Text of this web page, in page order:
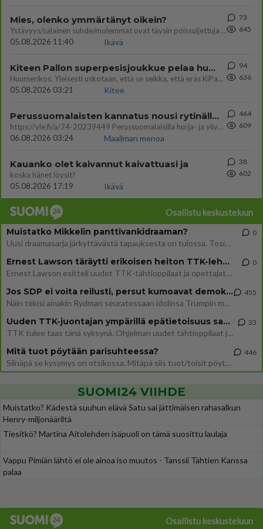
Mies, olenko ymmärtänyt oikein?
Ystävyys/salainen suhde/molemmat ovat täysin poissuljettuja asioita? Nainen
05.08.2026 11:40
Ikävä
73
645
Kiteen Pallon superpesisjoukkue pelaa huumeiden vaikutuksen alaisena
Huumerikos. Yleisesti uskotaan, että se seikka, että eräs KiPan pelaaja kärähtää huumeista, on vain jäävuoren huippu. M
05.08.2026 03:21
Kitee
94
636
Perussuomalaisten kannatus nousi rytinällä Ylen tänään julkaisemassa tuoreimmassa gallup-kyselyssä.
https://yle.fi/a/74-20239449 Perussuomalaisilla hurja- ja ylivoimaisesti suurin nousu tässä uudessa Ylen gallupissa. Kyl
06.08.2026 03:24
Maailman menoa
464
609
Kauanko olet kaivannut kaivattuasi ja
koska hänet löysit?
05.08.2026 17:19
Ikävä
38
602
Osallistu keskusteluun
Muistatko Mikkelin panttivankidraaman?
Uusi draamasarja järkyttävästä tapauksesta on tulossa. Tositapahtumiin perustuva sarja ammentaa vuoden 1986 Mikkelin pan
0
Ernest Lawson täräytti erikoisen heiton TTK-lehdistötilaisuudessa: " Onko tässä tarkoituksena...?"
Ernest Lawson esitteli uudet TTK-tähtioppilaat ja opettajat torstaina 6.8. lehdistölle. Tulevalla kaudella on yksi hausk
0
Jos SDP ei voita reilusti, persut kumoavat demokratian Suomesta
Näin tekisi ainakin Rydman seuratessaan idolinsa Trumpin mallia https://www.is.fi/politiikka/art-2000012187244.html
455
Uuden TTK-juontajan ympärillä epätietoisuus sakenee - Nyt MTV hämmentää soppaa
TTK tulee taas tänä syksynä. Ohjelman uudet tähtioppilaat julkistetaan torstaina 6. elokuuta klo 14 alkavassa lehdistö
33
Mitä tuot pöytään parisuhteessa?
Siinäpä se kysymys on otsikossa. Mitäpä siis tuot/toisit pöytään parisuhteessa? Oletko mies vai nainen? Koetko sen mitä
446
SUOMI24 VIIHDE
Muistatko? Kädestä suuhun elävä Satu sai jättimäisen rahasalkun
Henry-miljonääriltä
Tiesitkö? Martina Aitolehden isäpuoli on tämä suosittu laulaja
Vappu Pimiän lähtö ei ole ainoa iso muutos - Tanssii Tähtien Kanssa
palaa
Osallistu keskusteluun